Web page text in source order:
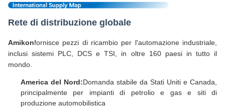
Rete di distribuzione globale
Amikonfornisce pezzi di ricambio per l'automazione industriale,
inclusi sistemi PLC, DCS e TSI, in oltre 160 paesi in tutto il
mondo.
America del Nord:Domanda stabile da Stati Uniti e Canada,
principalmente per impianti di petrolio e gas e siti di
produzione automobilistica